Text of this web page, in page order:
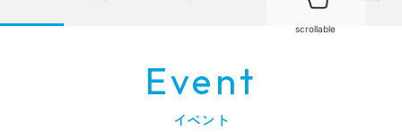
scrollable
Event
イベント